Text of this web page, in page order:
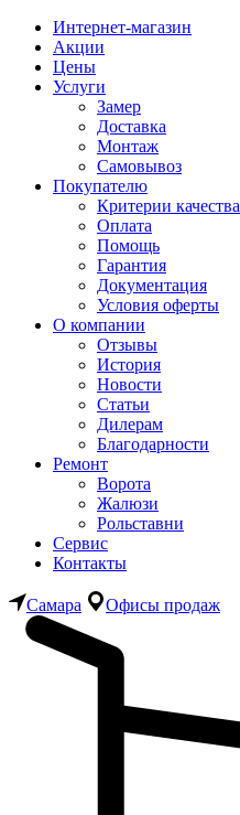
Интернет-магазин
Акции
Цены
Услуги
Замер
Доставка
Монтаж
Самовывоз
Покупателю
Критерии качества
Оплата
Помощь
Гарантия
Документация
Условия оферты
О компании
Отзывы
История
Новости
Статьи
Дилерам
Благодарности
Ремонт
Ворота
Жалюзи
Рольставни
Сервис
Контакты
Самара Офисы продаж